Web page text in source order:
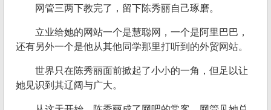
网管三两下教完了，留下陈秀丽自己琢磨。
立业给她的网站一个是慧聪网，一个是阿里巴巴，
还有另外一个是他从其他同学那里打听到的外贸网站。
世界只在陈秀丽面前掀起了小小的一角，但足以让
她见识到其辽阔与广大。